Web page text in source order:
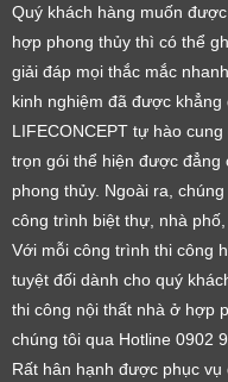
Quý khách hàng muốn
hợp phong thủy thì có thể
giải đáp mọi thắc mắc
kinh nghiệm đã được
LIFECONCEPT tự hào
trọn gói thể hiện được
phong thủy. Ngoài ra,
công trình biệt thự, nhà phố,
Với mỗi công trình thi công
tuyệt đối dành cho quý
thi công nội thất nhà ở hợp
chúng tôi qua Hotline 0902
Rất hân hạnh được phục